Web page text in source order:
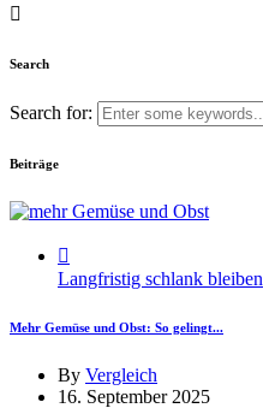
Search
Search for:
Beiträge
Langfristig schlank bleiben
Mehr Gemüse und Obst: So gelingt...
By Vergleich
16. September 2025